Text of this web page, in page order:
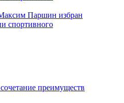
Паршин избран
спортивного